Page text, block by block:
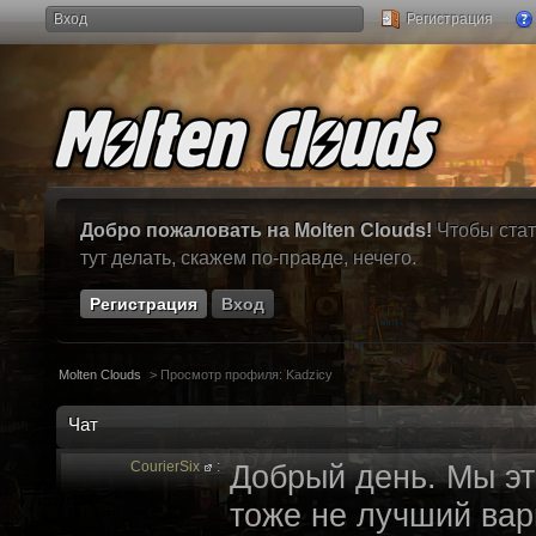
Вход Регистрация
Добро пожаловать на Molten Clouds! Чтобы
тут делать, скажем по-правде, нечего.
Регистрация Вход
Molten Clouds > Просмотр профиля: Kadzicy
Чат
CourierSix : Добрый день. Мы
тоже не лучший